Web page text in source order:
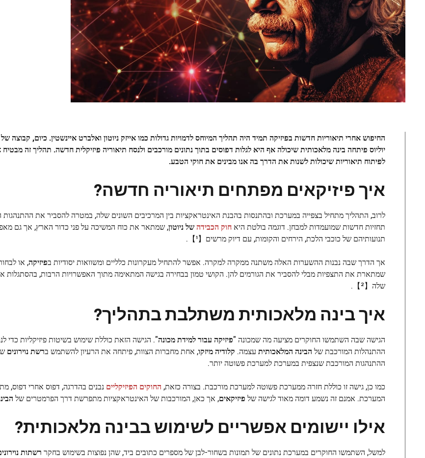
החיפוש אחרי תיאוריות חדשות בפיזיקה תמיד היה תהליך המיוחס לדמויות גדולות כמו אייזק ניוטון ואלברט איינשטין. כיום, קבוצה
יוליוס פיתחה בינה מלאכותית שיכולה אף היא לגלות דפוסים בתוך נתונים מורכבים ולנסח תיאוריה פיזיקלית חדשה. תהליך זה
לפיתוח תיאוריות שיכולות לשנות את הדרך בה אנו מבינים את חוקי הטבע.
איך פיזיקאים מפתחים תיאוריה חדשה?
לרוב, התהליך מתחיל בצפייה במערכת ובהתנסות בהבנת האינטראקציות בין המרכיבים השונים שלה, במטרה להסביר את ההתנהגות
תחזיות חדשות שמועמדות למבחן. דוגמה בולטת היאחוק הכבידהשל ניוטון, שמתאר את כוח המשיכה על פני כדור הארץ, אך גם
תנועותיהם של כוכבי הלכת, הירחים והקומות, עם דיוק מרשים【¹】.
אך הדרך שבה נבנות ההשערות האלה משתנה ממקרה למקרה. אפשר להתחיל מעקרונות כלליים ומשוואות יסודיות בפיזיקה, או
שמתארת את התצפיות מבלי להסביר את הגורמים להן. הקושי טמון בבחירה בגישה המתאימה מתוך האפשרויות הרבות, בהסתגלות
שלה【²】.
איך בינה מלאכותית משתלבת בתהליך?
הגישה שבה השתמשו החוקרים מציעה מה שמכונה "פיזיקה עבור למידת מכונה". הגישה הזאת כוללת שימוש בשיטות פיזיקליות כדי
ההתנהלות המורכבת של הבינה המלאכותית עצמה. קלודיה מיזקו, אחת מחברות הצוות, פיתחה את הרעיון להשתמש ברשת נוירונים
ההתנהגות המורכבת שנצפית במערכת למערכת פשוטה יותר.
כמו כן, גישה זו כוללת חזרה ממערכת פשוטה למערכת מורכבת. בצורה כזאת, החוקים הפיזיקליים נבנים בהדרגה, דפוס אחרי דפוס,
המערכת. אמנם זה נשמע דומה מאוד לגישה של פיזיקאים, אך כאן, המורכבות של האינטראקציות מתפרשת דרך הפרמטרים של
אילו יישומים אפשריים לשימוש בבינה מלאכותית?
למשל, השתמשו החוקרים במערכת נתונים של תמונות בשחור-לבן של מספרים כתובים ביד, שהן נפוצות בשימוש בחקר רשתות